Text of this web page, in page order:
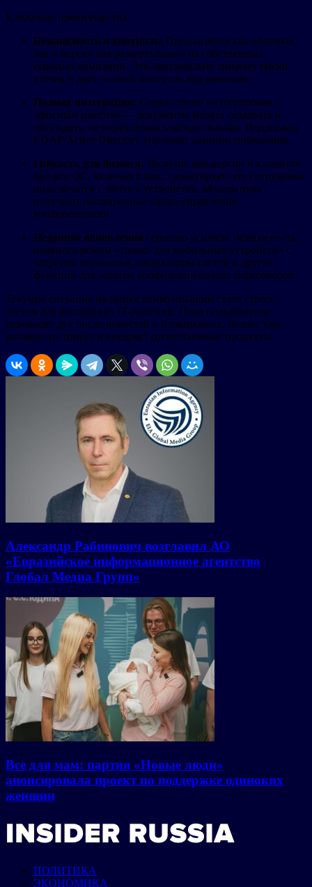
Ключевые преимущества:
Безопасность и контроль: Предлагается как облачная,
так и версия для развертывания на собственных
серверах компании. Это максимально снижает риски
утечек и дает полный контроль над данными.
Полная интеграция: Сервис тесно интегрирован с
офисным пакетом — документы можно создавать и
обсуждать, не переключаясь между окнами. Поддержка
LDAP/Active Directory упрощает администрирование.
Гибкость для бизнеса: Наличие веб-версии и клиентов
под все ОС, включая Linux, гарантирует, что сотрудники
подключатся с любого устройства. Модераторы
получают расширенные права управления
конференциями.
Недавние обновления серьезно усилили безопасность:
появился режим «только для мобильных устройств» с
запретом пересылки, индикаторы гостей и другие
функции для защиты конфиденциальных переговоров.
Текущая ситуация на рынке коммуникаций стала стресс-
тестом для российских IT-решений. Пока пользователи
переводят дух после новостей о блокировках, бизнес уже
активно тестирует и внедряет отечественные продукты.
Александр Рабинович возглавил АО
«Евразийское информационное агентство
Глобал Медиа Групп»
Все для мам: партия «Новые люди»
анонсировала проект по поддержке одиноких
женщин
ПОЛИТИКА
ЭКОНОМИКА